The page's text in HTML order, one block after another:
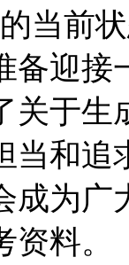
当前
备迎接
关于生
当和追
成为广
料。